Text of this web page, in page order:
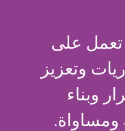
تعمل على
وتعزيز
وبناء
ومساواة.